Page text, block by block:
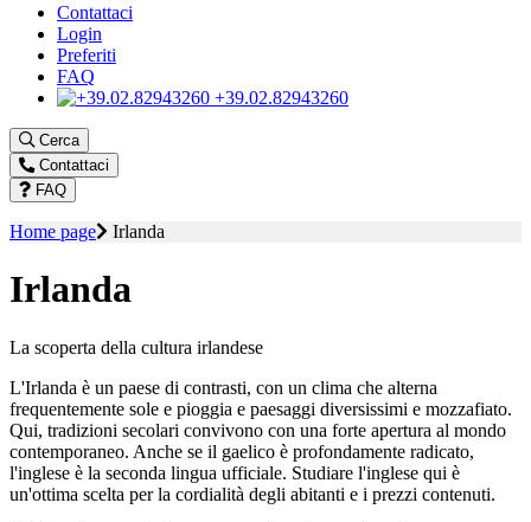
Contattaci
Login
Preferiti
FAQ
+39.02.82943260
Cerca
Contattaci
FAQ
Home page Irlanda
Irlanda
La scoperta della cultura irlandese
L'Irlanda è un paese di contrasti, con un clima che alterna
frequentemente sole e pioggia e paesaggi diversissimi e mozzafiato.
Qui, tradizioni secolari convivono con una forte apertura al mondo
contemporaneo. Anche se il gaelico è profondamente radicato,
l'inglese è la seconda lingua ufficiale. Studiare l'inglese qui è
un'ottima scelta per la cordialità degli abitanti e i prezzi contenuti.